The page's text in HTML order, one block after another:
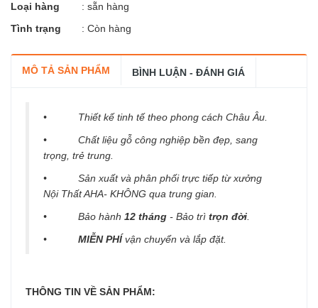
Loại hàng
: sẵn hàng
Tình trạng
: Còn hàng
MÔ TẢ SẢN PHẨM BÌNH LUẬN - ĐÁNH GIÁ
• Thiết kế tinh tế theo phong cách Châu Âu.
• Chất liệu gỗ công nghiệp bền đẹp, sang
trọng, trẻ trung.
• Sản xuất và phân phối trực tiếp từ xưởng
Nội Thất AHA- KHÔNG qua trung gian.
• Bảo hành 12 tháng - Bảo trì trọn đời
• MIỄN PHÍ vận chuyển và lắp đặt.
THÔNG TIN VỀ SẢN PHẨM: